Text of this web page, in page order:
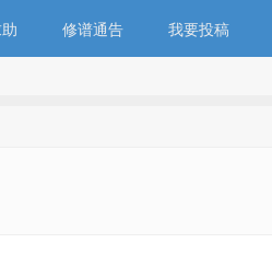
修谱通告 我要投稿